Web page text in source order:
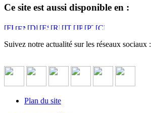
Ce site est aussi disponible en :
Suivez notre actualité sur les réseaux sociaux :
Plan du site